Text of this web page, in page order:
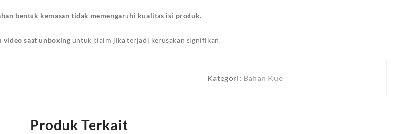
bentuk kemasan tidak memengaruhi kualitas isi produk.
video saat unboxing untuk klaim jika terjadi kerusakan signifikan.
Kategori: Bahan Kue
Produk Terkait